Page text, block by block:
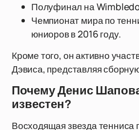
Полуфинал на
Чемпионат мира по
юниоров в 2016 году.
Кроме того, он активно
Дэвиса, представляя
Почему Денис
известен?
Восходящая звезда тенниса